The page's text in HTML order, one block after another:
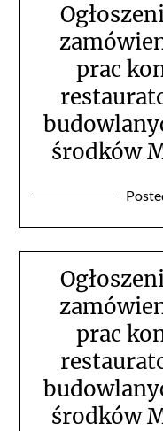
prac
środków
prac
środków